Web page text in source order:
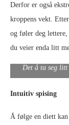
Derfor er også
kroppens vekt.
og føler deg lettere,
du veier enda litt
Det å ta seg litt
Intuitiv spising
Å følge en diett